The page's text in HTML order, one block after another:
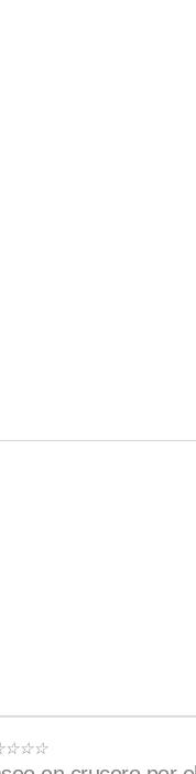
☆☆☆Valorado